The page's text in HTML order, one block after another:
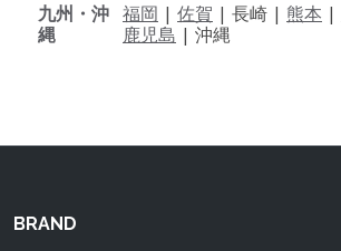
九州・沖
縄
福岡 | 佐賀 | 長崎 | 熊本 |
鹿児島 | 沖縄
BRAND